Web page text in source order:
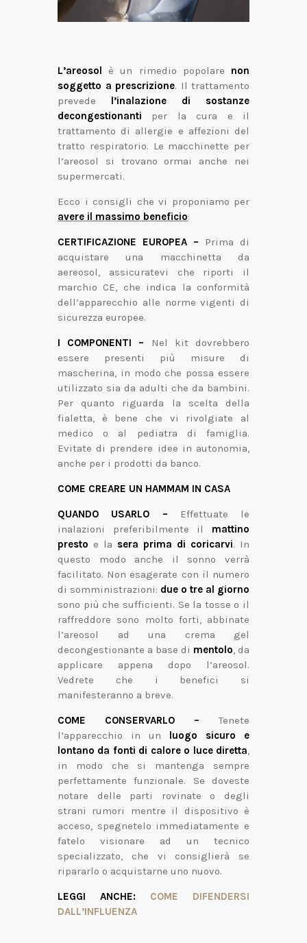
L’areosol è un rimedio popolare non
soggetto a prescrizione. Il trattamento
prevede l’inalazione di sostanze
decongestionanti per la cura e il
trattamento di allergie e affezioni del
tratto respiratorio. Le macchinette per
l’areosol si trovano ormai anche nei
supermercati.
Ecco i consigli che vi proponiamo per
avere il massimo beneficio:
CERTIFICAZIONE EUROPEA – Prima di
acquistare una macchinetta da
aereosol, assicuratevi che riporti il
marchio CE, che indica la conformità
dell’apparecchio alle norme vigenti di
sicurezza europee.
I COMPONENTI – Nel kit dovrebbero
essere presenti più misure di
mascherina, in modo che possa essere
utilizzato sia da adulti che da bambini.
Per quanto riguarda la scelta della
fialetta, è bene che vi rivolgiate al
medico o al pediatra di famiglia.
Evitate di prendere idee in autonomia,
anche per i prodotti da banco.
COME CREARE UN HAMMAM IN CASA
QUANDO USARLO – Effettuate le
inalazioni preferibilmente il mattino
presto e la sera prima di coricarvi. In
questo modo anche il sonno verrà
facilitato. Non esagerate con il numero
di somministrazioni: due o tre al giorno
sono più che sufficienti. Se la tosse o il
raffreddore sono molto forti, abbinate
l’areosol ad una crema gel
decongestionante a base di mentolo , da
applicare appena dopo l’areosol.
Vedrete che i benefici si
manifesteranno a breve.
COME CONSERVARLO –Tenete
l’apparecchio in un luogo sicuro e
lontano da fonti di calore o luce diretta
in modo che si mantenga sempre
perfettamente funzionale. Se doveste
notare delle parti rovinate o degli
strani rumori mentre il dispositivo è
acceso, spegnetelo immediatamente e
fatelo visionare ad un tecnico
specializzato, che vi consiglierà se
ripararlo o acquistarne uno nuovo.
LEGGI ANCHE: COME DIFENDERSI
DALL’INFLUENZA